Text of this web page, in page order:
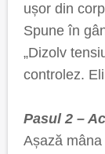
ușor din
Spune în
„Dizolv
controlez.
Pasul 2 –
Așază